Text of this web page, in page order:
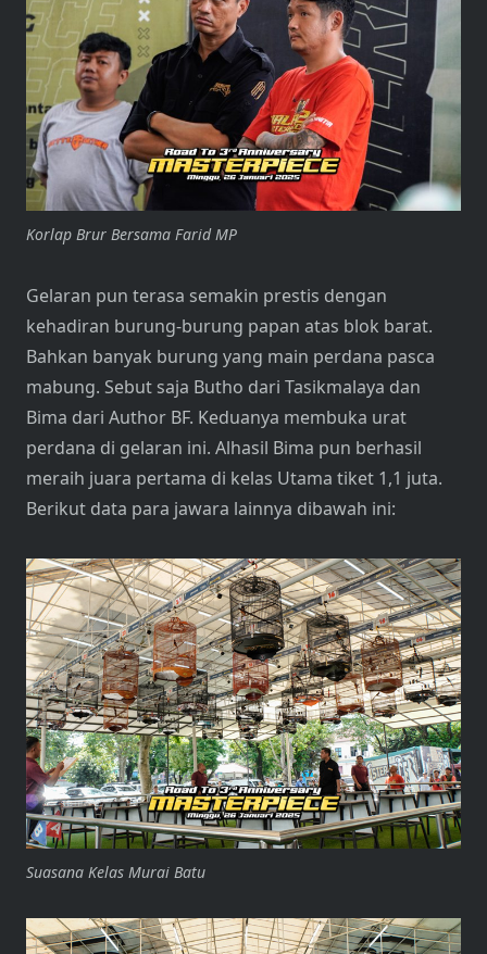
Korlap Brur Bersama Farid MP
Gelaran pun terasa semakin prestis dengan
kehadiran burung-burung papan atas blok barat.
Bahkan banyak burung yang main perdana pasca
mabung. Sebut saja Butho dari Tasikmalaya dan
Bima dari Author BF. Keduanya membuka urat
perdana di gelaran ini. Alhasil Bima pun berhasil
meraih juara pertama di kelas Utama tiket 1,1 juta.
Berikut data para jawara lainnya dibawah ini:
Suasana Kelas Murai Batu